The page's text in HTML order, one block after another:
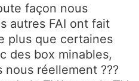
façon nous
autres FAI ont fait
plus que certaines
des box minables,
réellement ???